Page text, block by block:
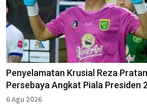
Penyelamatan Krusial Reza
Persebaya Angkat Piala Presiden
6 Agu 2026